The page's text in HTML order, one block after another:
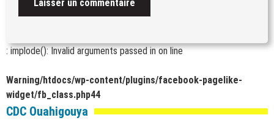
: implode(): Invalid arguments passed inon line
Warning/htdocs/wp-content/plugins/facebook-pagelike-
widget/fb_class.php44
CDC Ouahigouya